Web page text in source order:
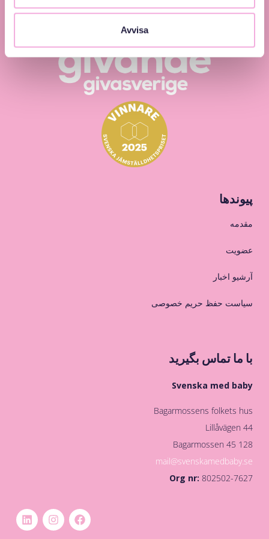
Avvisa
پیوندها
مقدمه
عضویت
آرشیو اخبار
سیاست حفظ حریم خصوصی
با ما تماس بگیرید
Svenska med baby
Bagarmossens folkets hus
Lillåvägen 44
128 45 Bagarmossen
mail@svenskamedbaby.se
Org nr:802502-7627